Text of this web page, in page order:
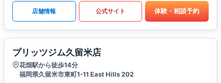
店舗情報 公式サイト 体験・相談予約
プリッツジム久留米店
花畑駅から徒歩14分
福岡県久留米市東町1-11 East Hills 202